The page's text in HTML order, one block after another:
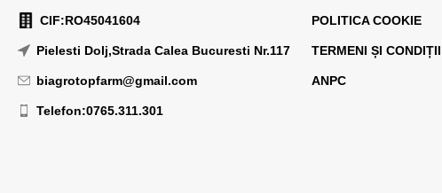
CIF:RO45041604
Pielesti Dolj,Strada Calea Bucuresti Nr.117
biagrotopfarm@gmail.com
Telefon:0765.311.301
POLITICA COOKIE
TERMENI ȘI CONDIȚII
ANPC